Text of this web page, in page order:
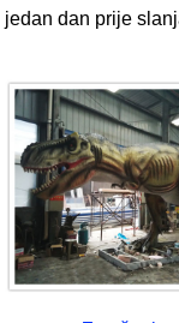
jedan dan prije